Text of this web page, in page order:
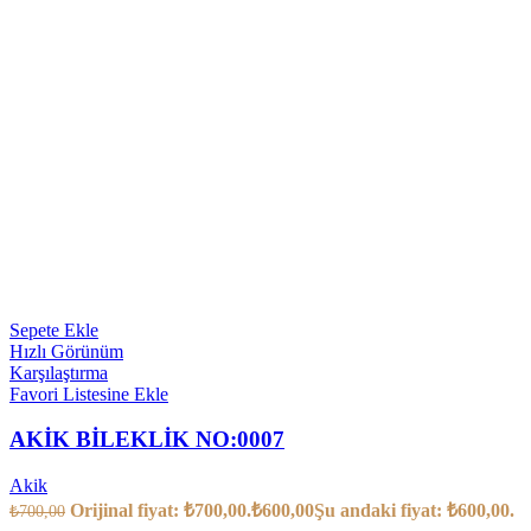
Sepete Ekle
Hızlı Görünüm
Karşılaştırma
Favori Listesine Ekle
AKİK BİLEKLİK NO:0007
Akik
₺700,00 Orijinal fiyat: ₺700,00.₺600,00Şu andaki fiyat: ₺600,00.